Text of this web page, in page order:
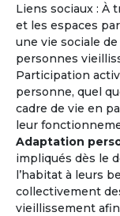
Liens sociaux : À
et les espaces
une vie sociale
personnes
Participation
personne, quel
cadre de vie en
leur
Adaptation
impliqués dès le
l’habitat à leurs
collectivement
vieillissement
Rencontrez
âgées de
projet
retraite à
et les
d'habitat,
écologique,